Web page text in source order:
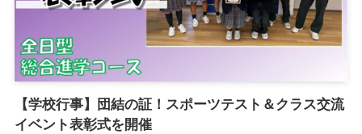
【学校行事】団結の証！スポーツテスト＆クラス交流
イベント表彰式を開催